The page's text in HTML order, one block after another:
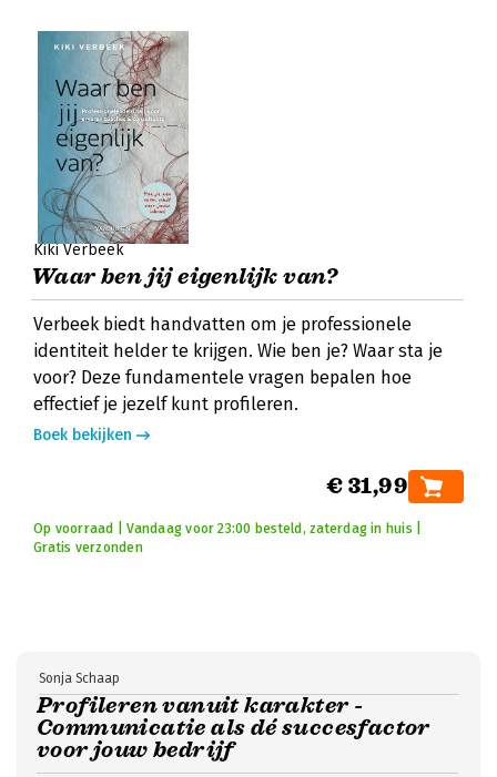
Kiki Verbeek
Waar ben jij eigenlijk van?
Verbeek biedt handvatten om je professionele
identiteit helder te krijgen. Wie ben je? Waar sta je
voor? Deze fundamentele vragen bepalen hoe
effectief je jezelf kunt profileren.
Boek bekijken
€ 31,99
Op voorraad | Vandaag voor 23:00 besteld, zaterdag in huis |
Gratis verzonden
Profileren vanuit karakter -
Communicatie als dé succesfactor
voor jouw bedrijf
Sonja Schaap